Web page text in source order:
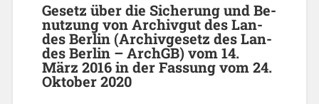
Ge­setz über die Si­che­rung und Be­
nut­zung von Ar­chiv­gut des Lan­
des Ber­lin (Ar­chiv­ge­setz des Lan­
des Ber­lin – Arch­GB) vom 14.
März 2016 in der Fas­sung vom 24.
Ok­to­ber 2020